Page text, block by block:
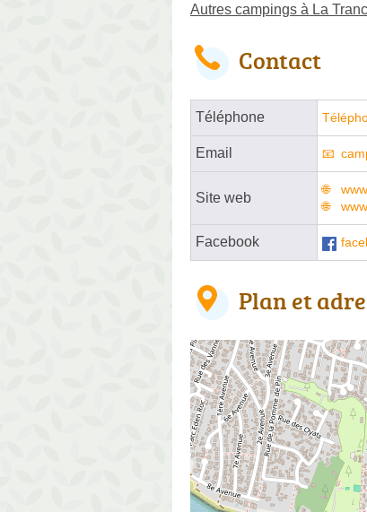
Autres campings à La
Contact
Téléphone
Email
Site web
Facebook
Plan et